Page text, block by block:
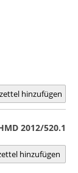
hinzufügen
2012/520.1
hinzufügen